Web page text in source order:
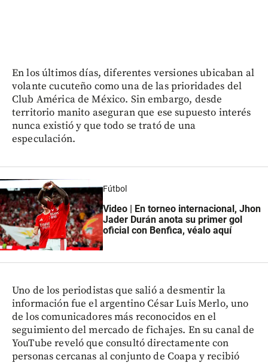
En los últimos días, diferentes versiones ubicaban al
volante cucuteño como una de las prioridades del
Club América de México. Sin embargo, desde
territorio manito aseguran que ese supuesto interés
nunca existió y que todo se trató de una
especulación.
Fútbol
Video | En torneo internacional, Jhon
Jader Durán anota su primer gol
oficial con Benfica, véalo aquí
Uno de los periodistas que salió a desmentir la
información fue el argentino César Luis Merlo, uno
de los comunicadores más reconocidos en el
seguimiento del mercado de fichajes. En su canal de
YouTube reveló que consultó directamente con
personas cercanas al conjunto de Coapa y recibió